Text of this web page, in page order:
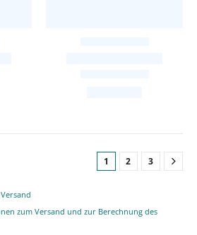
1 2 3
Versand
zum Versand und zur Berechnung des